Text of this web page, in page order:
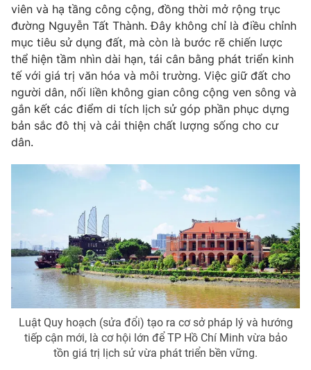
Chuyên mục khác
Emagazine Podcast
Photo Infographic
Video Shorts video
Bất động sản
Thị trường 24h Tấm lòng Việt
VTV4 Vươn mình bằng AI
VTV9 VTV8
Liên hệ tòa soạn English
viên và hạ tầng công cộng, đồng thời mở rộng trục
đường Nguyễn Tất Thành. Đây không chỉ là điều chỉnh
mục tiêu sử dụng đất, mà còn là bước rẽ chiến lược
thể hiện tầm nhìn dài hạn, tái cân bằng phát triển kinh
tế với giá trị văn hóa và môi trường. Việc giữ đất cho
người dân, nối liền không gian công cộng ven sông và
gắn kết các điểm di tích lịch sử góp phần phục dựng
bản sắc đô thị và cải thiện chất lượng sống cho cư
dân.
Luật Quy hoạch (sửa đổi) tạo ra cơ sở pháp lý và hướng
tiếp cận mới, là cơ hội lớn để TP Hồ Chí Minh vừa bảo
tồn giá trị lịch sử vừa phát triển bền vững.